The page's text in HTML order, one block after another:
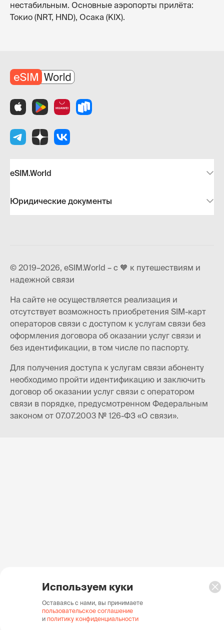
нестабильным. Основные аэропорты прилёта:
Токио (NRT, HND), Осака (KIX).
eSIM.World
Юридические документы
© 2019–2026, eSIM.World – с 🧡 к путешествиям и
надежной связи
На сайте не осуществляется реализация и
отсутствует возможность приобретения SIM-карт
операторов связи с доступом к услугам связи без
оформления договора об оказании услуг связи и
без идентификации, в том числе по паспорту.
Для получения доступа к услугам связи абоненту
необходимо пройти идентификацию и заключить
договор об оказании услуг связи с оператором
связи в порядке, предусмотренном Федеральным
законом от 07.07.2003 № 126-ФЗ «О связи».
Используем куки
Оставаясь с нами, вы принимаете
пользовательское соглашение
и политику конфиденциальности